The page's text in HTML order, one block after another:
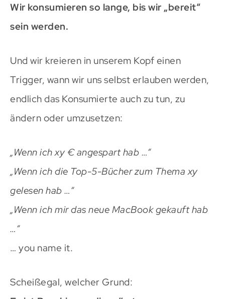
Wir konsumieren so lange, bis wir „bereit“
sein werden.
Und wir kreieren in unserem Kopf einen
Trigger, wann wir uns selbst erlauben werden,
endlich das Konsumierte auch zu tun, zu
ändern oder umzusetzen:
„Wenn ich xy € angespart hab …“
„Wenn ich die Top-5-Bücher zum Thema xy
gelesen hab …“
„Wenn ich mir das neue MacBook gekauft hab
…“
… you name it.
Scheißegal, welcher Grund: